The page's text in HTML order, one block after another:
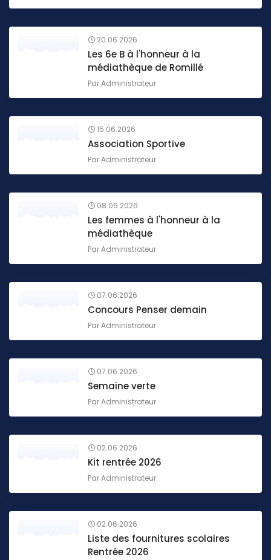
20.06.2026
Les 6e B à l'honneur à la
médiathèque de Romillé
ParAdministrateur
15.06.2026
Association Sportive
ParAdministrateur
08.06.2026
Les femmes à l'honneur à la
médiathèque
ParAdministrateur
07.06.2026
Concours Penser demain
ParAdministrateur
07.06.2026
Semaine verte
ParAdministrateur
02.06.2026
Kit rentrée 2026
ParAdministrateur
02.06.2026
Liste des fournitures scolaires
Rentrée 2026